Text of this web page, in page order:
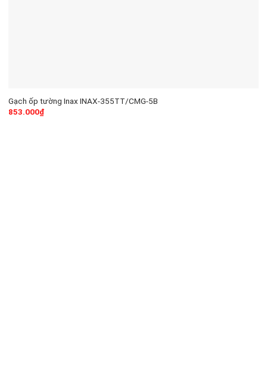
Gạch ốp tường Inax INAX-355TT/CMG-5B
853.000₫